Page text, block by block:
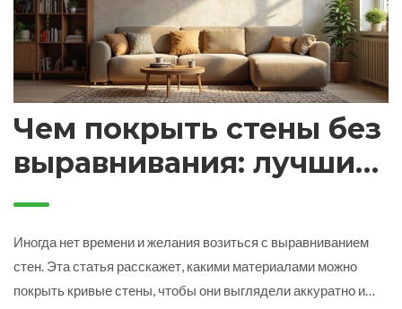
Чем покрыть стены без
выравнивания: лучшие
решения для быстрый
отделки
Иногда нет времени и желания возиться с выравниванием
стен. Эта статья расскажет, какими материалами можно
покрыть кривые стены, чтобы они выглядели аккуратно и